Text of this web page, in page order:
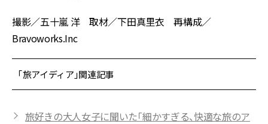
撮影／五十嵐 洋 取材／下田真里衣 再構成／
Bravoworks.Inc
「旅アイディア」関連記事
旅好きの大人女子に聞いた「細かすぎる、快適な旅のア